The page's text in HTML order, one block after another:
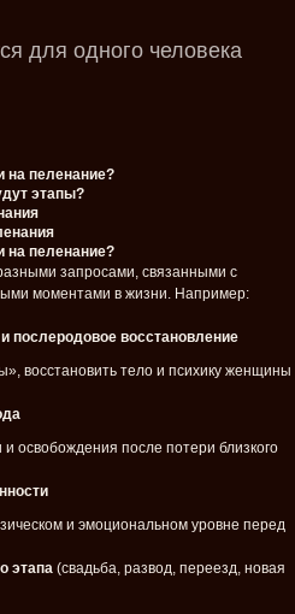
для одного человека
на пеленание?
этапы?
на пеленание?
запросами, связанными с
моментами в жизни. Например:
послеродовое восстановление
восстановить тело и психику женщины
освобождения после потери близкого
и эмоциональном уровне перед
этапа (свадьба, развод, переезд, новая